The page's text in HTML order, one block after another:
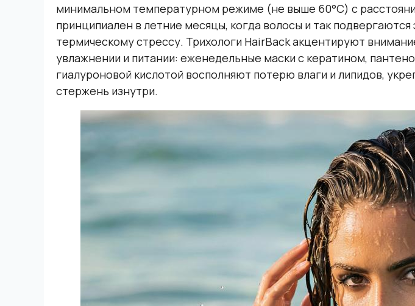
минимальном температурном режиме (не выше 60°C) с
принципиален в летние месяцы, когда волосы и так
термическому стрессу. Трихологи HairBack акцентируют
увлажнении и питании: еженедельные маски с кератином,
гиалуроновой кислотой восполняют потерю влаги и липидов,
стержень изнутри.